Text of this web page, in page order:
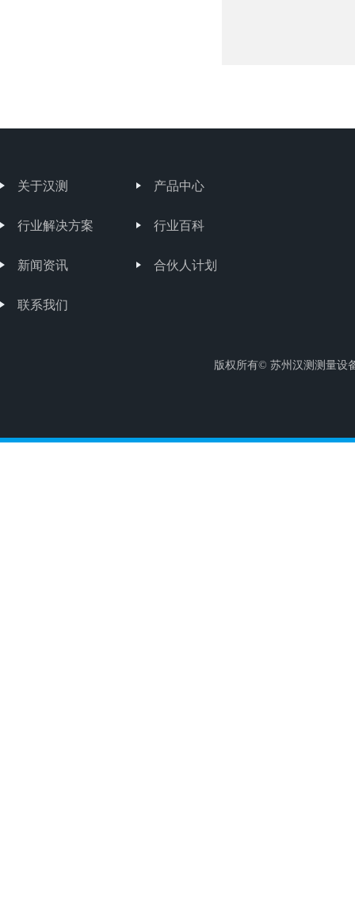
关于汉测 产品中心
行业解决方案 行业百科
新闻资讯 合伙人计划
联系我们
版权所有© 苏州汉测测量设